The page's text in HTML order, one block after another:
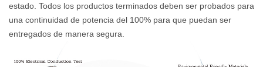
estado. Todos los productos terminados deben ser probados para
una continuidad de potencia del 100% para que puedan ser
entregados de manera segura.